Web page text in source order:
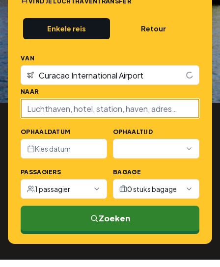
Enkele reis Retour
VAN
NAAR
OPHAALDATUM
Kies datum
OPHAALTIJD
PASSAGIERS
1 passagier
BAGAGE
0 stuks bagage
Zoeken